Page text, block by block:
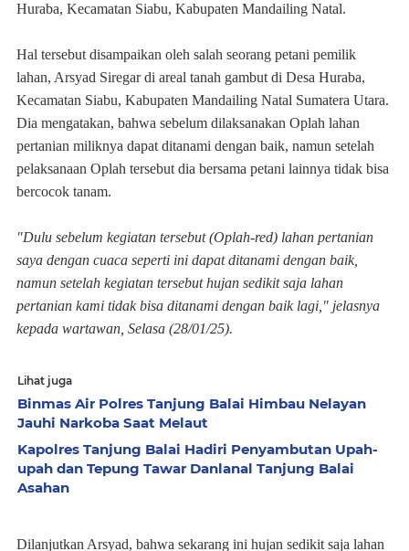
Huraba, Kecamatan Siabu, Kabupaten Mandailing Natal.
Hal tersebut disampaikan oleh salah seorang petani pemilik
lahan, Arsyad Siregar di areal tanah gambut di Desa Huraba,
Kecamatan Siabu, Kabupaten Mandailing Natal Sumatera Utara.
Dia mengatakan, bahwa sebelum dilaksanakan Oplah lahan
pertanian miliknya dapat ditanami dengan baik, namun setelah
pelaksanaan Oplah tersebut dia bersama petani lainnya tidak bisa
bercocok tanam.
"Dulu sebelum kegiatan tersebut (Oplah-red) lahan pertanian
saya dengan cuaca seperti ini dapat ditanami dengan baik,
namun setelah kegiatan tersebut hujan sedikit saja lahan
pertanian kami tidak bisa ditanami dengan baik lagi," jelasnya
kepada wartawan, Selasa (28/01/25).
Lihat juga
Binmas Air Polres Tanjung Balai Himbau Nelayan
Jauhi Narkoba Saat Melaut
Kapolres Tanjung Balai Hadiri Penyambutan Upah-
upah dan Tepung Tawar Danlanal Tanjung Balai
Asahan
Dilanjutkan Arsyad, bahwa sekarang ini hujan sedikit saja lahan